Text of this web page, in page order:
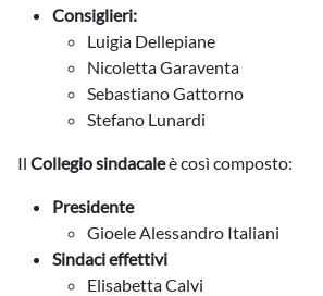
Consiglieri:
Luigia Dellepiane
Nicoletta Garaventa
Sebastiano Gattorno
Stefano Lunardi
Il Collegio sindacaleè così composto:
Presidente
Gioele Alessandro Italiani
Sindaci effettivi
Elisabetta Calvi